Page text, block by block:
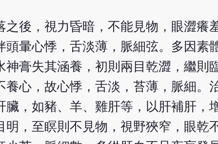
之後，視力昏暗，不能見物，眼澀癢
頭暈心悸，舌淡薄，脈細弦。多因素
神膏失其涵養，初則兩目乾澀，繼則
養心，故心悸，舌淡，苔薄，脈細。
，如豬、羊、雞肝等，以肝補肝，
明，至瞑則不見物，視野狹窄，眼乾